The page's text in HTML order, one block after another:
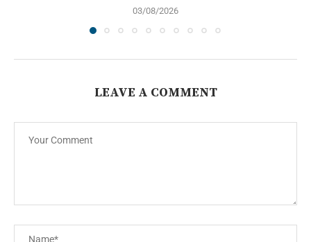
03/08/2026
LEAVE A COMMENT